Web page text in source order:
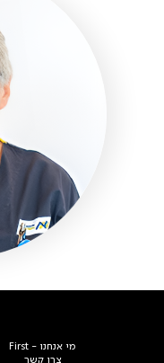
מי אנחנו - First
צרו קשר